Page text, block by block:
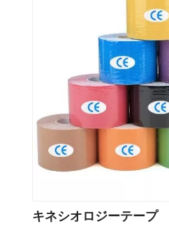
キネシオロジーテープ